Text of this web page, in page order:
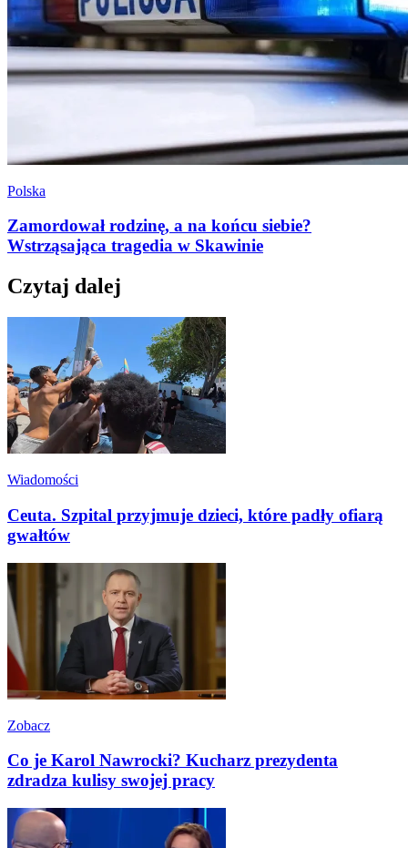
Polska
Zamordował rodzinę, a na końcu siebie?
Wstrząsająca tragedia w Skawinie
Czytaj dalej
Wiadomości
Ceuta. Szpital przyjmuje dzieci, które padły ofiarą
gwałtów
Zobacz
Co je Karol Nawrocki? Kucharz prezydenta
zdradza kulisy swojej pracy